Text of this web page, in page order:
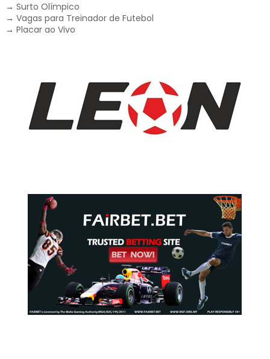
→ Surto Olímpico
→ Vagas para Treinador de Futebol
→ Placar ao Vivo